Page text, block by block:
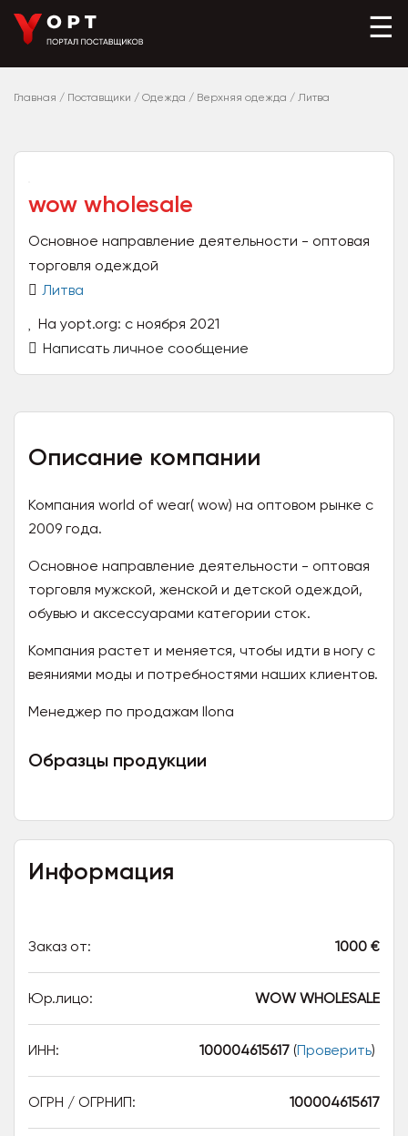
☰
Главная / Поставщики / Одежда / Верхняя одежда / Литва
wow wholesale
Основное направление деятельности - оптовая
торговля одеждой
Литва
На yopt.org: с ноября 2021
Написать личное сообщение
Описание компании
Компания world of wear( wow) на оптовом рынке с
2009 года.
Основное направление деятельности - оптовая
торговля мужской, женской и детской одеждой,
обувью и аксессуарами категории сток.
Компания растет и меняется, чтобы идти в ногу с
веяниями моды и потребностями наших клиентов.
Менеджер по продажам Ilona
Образцы продукции
Информация
Заказ от: 1000 €
Юр.лицо: WOW WHOLESALE
ИНН: 100004615617 (Проверить)
ОГРН / ОГРНИП: 100004615617